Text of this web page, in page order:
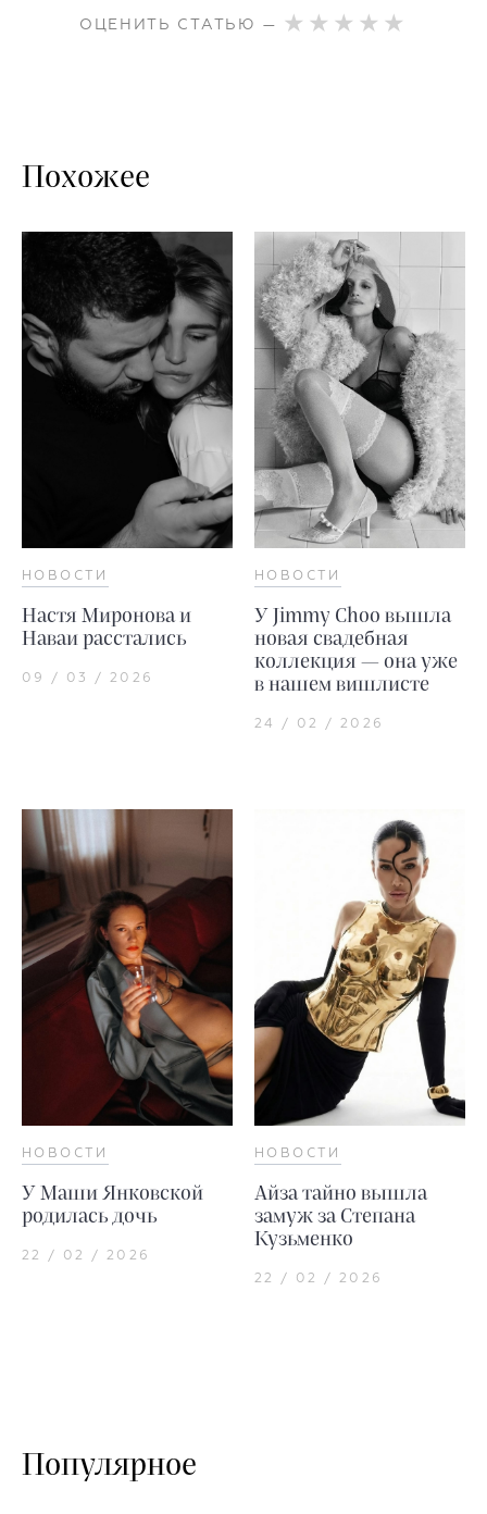
ОЦЕНИТЬ СТАТЬЮ —
Похожее
НОВОСТИ
Настя Миронова и
Наваи расстались
09 / 03 / 2026
НОВОСТИ
У Jimmy Choo вышла
новая свадебная
коллекция — она уже
в нашем вишлисте
24 / 02 / 2026
НОВОСТИ
У Маши Янковской
родилась дочь
22 / 02 / 2026
НОВОСТИ
Айза тайно вышла
замуж за Степана
Кузьменко
22 / 02 / 2026
Популярное